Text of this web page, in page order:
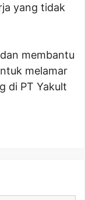
yang tidak
membantu
melamar
di PT Yakult